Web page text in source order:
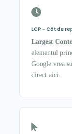
LCP – Cât de
Largest
elementul
Google vrea
direct aici.